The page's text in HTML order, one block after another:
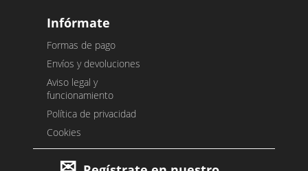
Infórmate
Formas de pago
Envíos y devoluciones
Aviso legal y
funcionamiento
Política de privacidad
Cookies